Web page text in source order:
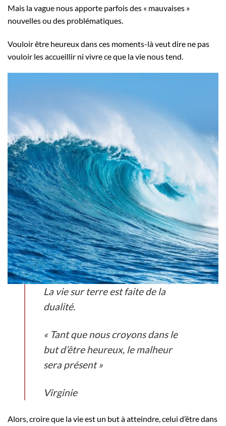
Mais la vague nous apporte parfois des « mauvaises »
nouvelles ou des problématiques.
Vouloir être heureux dans ces moments-là veut dire ne pas
vouloir les accueillir ni vivre ce que la vie nous tend.
La vie sur terre est faite de la
dualité.
« Tant que nous croyons dans le
but d’être heureux, le malheur
sera présent »
Virginie
Alors, croire que la vie est un but à atteindre, celui d’être dans